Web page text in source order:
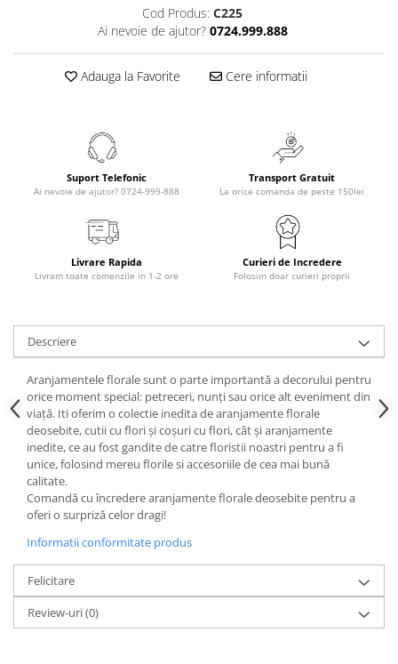
Cod Produs: C225
Ai nevoie de ajutor? 0724.999.888
Adauga la Favorite Cere informatii
Suport Telefonic
Ai nevoie de ajutor? 0724-999-888
Transport Gratuit
La orice comanda de peste 150lei
Livrare Rapida
Livram toate comenzile in 1-2 ore
Curieri de Incredere
Folosim doar curieri proprii
Descriere
Aranjamentele florale sunt o parte importantă a decorului pentru
orice moment special: petreceri, nunți sau orice alt eveniment din
viață. Iti oferim o colectie inedita de aranjamente florale
deosebite, cutii cu flori și coșuri cu flori, cât și aranjamente
inedite, ce au fost gandite de catre floristii noastri pentru a fi
unice, folosind mereu florile si accesoriile de cea mai bună
calitate.
Comandă cu încredere aranjamente florale deosebite pentru a
oferi o surpriză celor dragi!
Informatii conformitate produs
Felicitare
Review-uri(0)